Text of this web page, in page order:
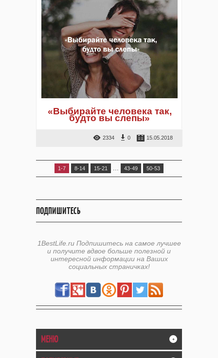
«Выбирайте человека так,
будто вы слепы»
2334 0 15.05.2018
1-7 8-14 15-21 ... 43-49 50-53
ПОДПИШИТЕСЬ
1BestLife.ru Подпишитесь на самое лучшее
и получите вдвое больше полезной и
интересной информации на Ваших
социальных страничках!
МЕНЮ +